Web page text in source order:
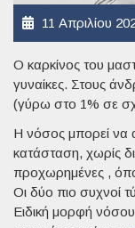
11 Απριλίου
Ο καρκίνος του
γυναίκες. Στους
(γύρω στο 1% σε
Η νόσος μπορεί να
κατάσταση, χωρίς
προχωρημένες ,
Οι δύο πιο συχνοί
Eιδική μορφή